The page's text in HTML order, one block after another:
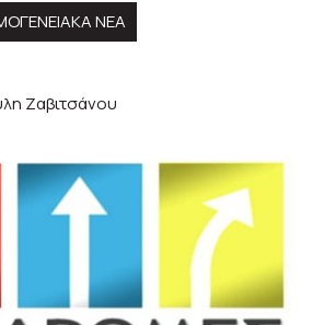
ΝΈΑ
Ζαβιτσάνου